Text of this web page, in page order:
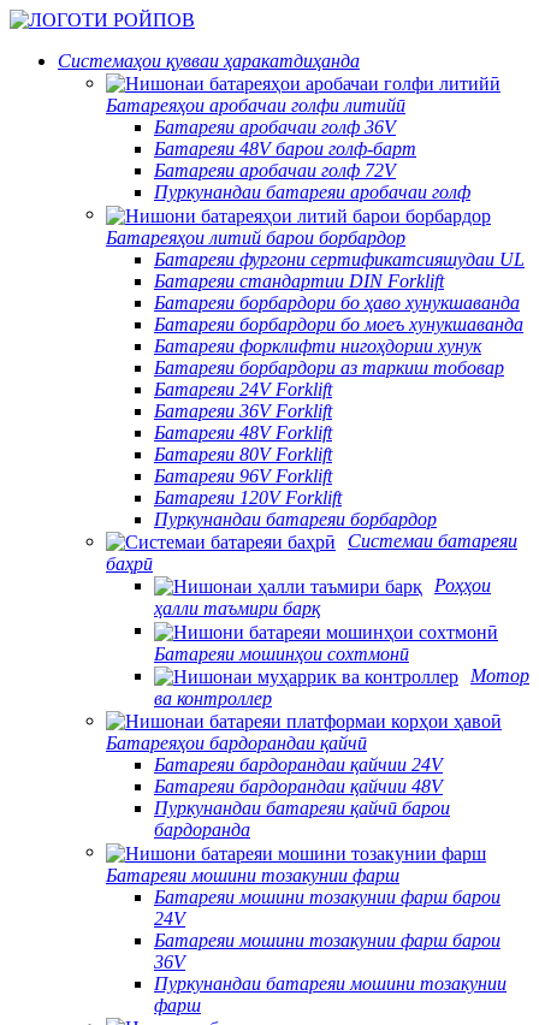
Системаҳои қувваи ҳаракатдиҳанда
Батареяҳои аробачаи голфи литийӣ
Батареяи аробачаи голф 36V
Батареяи 48V барои голф-барт
Батареяи аробачаи голф 72V
Пуркунандаи батареяи аробачаи голф
Батареяҳои литий барои борбардор
Батареяи фургони сертификатсияшудаи UL
Батареяи стандартии DIN Forklift
Батареяи борбардори бо ҳаво хунукшаванда
Батареяи борбардори бо моеъ хунукшаванда
Батареяи форклифти нигоҳдории хунук
Батареяи борбардори аз таркиш тобовар
Батареяи 24V Forklift
Батареяи 36V Forklift
Батареяи 48V Forklift
Батареяи 80V Forklift
Батареяи 96V Forklift
Батареяи 120V Forklift
Пуркунандаи батареяи борбардор
Системаи батареяи
баҳрӣ
Роҳҳои
ҳалли таъмири барқ
Батареяи мошинҳои сохтмонӣ
Мотор
ва контроллер
Батареяҳои бардорандаи қайчӣ
Батареяи бардорандаи қайчии 24V
Батареяи бардорандаи қайчии 48V
Пуркунандаи батареяи қайчӣ барои
бардоранда
Батареяи мошини тозакунии фарш
Батареяи мошини тозакунии фарш барои
24V
Батареяи мошини тозакунии фарш барои
36V
Пуркунандаи батареяи мошини тозакунии
фарш